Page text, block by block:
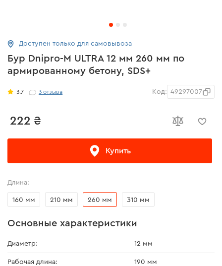
Бур Dnipro-M ULTRA 12 мм 260 мм по
армированному бетону, SDS+
3.7 3отзыва Код: 49297007
222 ₴
Купить
Доступен только для самовывоза
Длина:
160 мм 210 мм 260 мм 310 мм
Основные характеристики
Диаметр: 12 мм
Рабочая длина: 190 мм